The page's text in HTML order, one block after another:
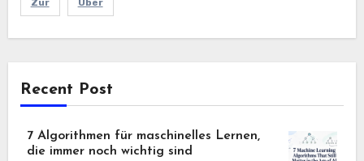
Zur Über
Recent Post
7 Algorithmen für maschinelles Lernen,
die immer noch wichtig sind